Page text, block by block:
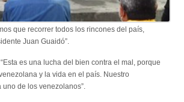
que recorrer todos los rincones del país,
Juan Guaidó”.
es una lucha del bien contra el mal, porque
y la vida en el país. Nuestro
de los venezolanos”.